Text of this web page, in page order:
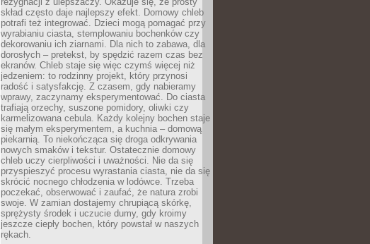
skład często daje najlepszy efekt. Domowy chleb
potrafi też integrować. Dzieci mogą pomagać przy
wyrabianiu ciasta, stemplowaniu bochenków czy
dekorowaniu ich ziarnami. Dla nich to zabawa, dla
dorosłych – pretekst, by spędzić razem czas bez
ekranów. Chleb staje się więc czymś więcej niż
jedzeniem: to rodzinny projekt, który przynosi
radość i satysfakcję. Z czasem, gdy nabieramy
wprawy, zaczynamy eksperymentować. Do ciasta
trafiają orzechy, suszone pomidory, oliwki czy
karmelizowana cebula. Każdy kolejny bochen staje
się małym eksperymentem, a kuchnia – domową
piekarnią. To niekończąca się droga odkrywania
nowych smaków i tekstur. Ostatecznie domowy
chleb uczy cierpliwości i uważności. Nie da się
przyspieszyć procesu wyrastania ciasta, nie da się
skrócić nocnego chłodzenia w lodówce. Trzeba
poczekać, obserwować i zaufać, że natura zrobi
swoje. W zamian dostajemy chrupiącą skórkę,
sprężysty środek i uczucie dumy, gdy kroimy
jeszcze ciepły bochen, który powstał w naszych
rękach.